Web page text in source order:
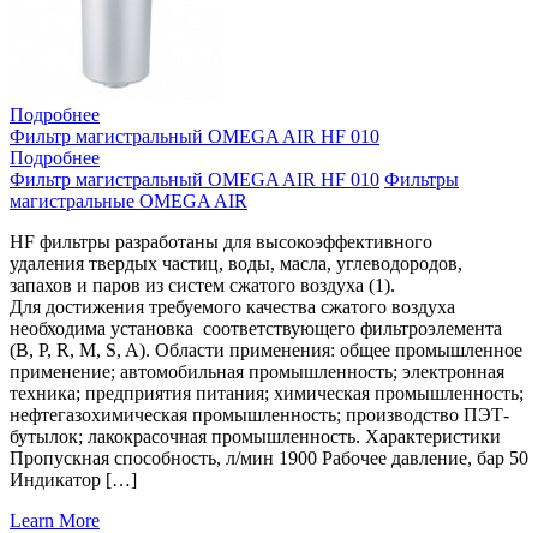
Подробнее
Фильтр магистральный OMEGA AIR HF 010
Подробнее
Фильтр магистральный OMEGA AIR HF 010 Фильтры
магистральные OMEGA AIR
HF фильтры разработаны для высокоэффективного
удаления твердых частиц, воды, масла, углеводородов,
запахов и паров из систем сжатого воздуха (1).
Для достижения требуемого качества сжатого воздуха
необходима установка соответствующего фильтроэлемента
(B, P, R, M, S, A). Области применения: общее промышленное
применение; автомобильная промышленность; электронная
техника; предприятия питания; химическая промышленность;
нефтегазохимическая промышленность; производство ПЭТ-
бутылок; лакокрасочная промышленность. Характеристики
Пропускная способность, л/мин 1900 Рабочее давление, бар 50
Индикатор […]
Learn More